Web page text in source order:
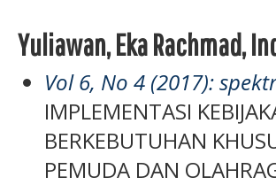
Yuliawan, Eka Rachmad,
Vol 6, No 4 (2017):
IMPLEMENTASI
BERKEBUTUHAN
PEMUDA DAN